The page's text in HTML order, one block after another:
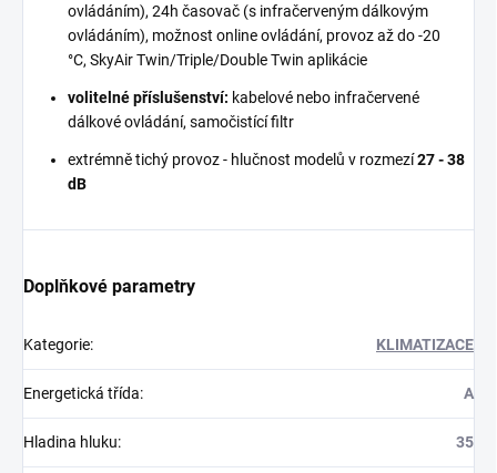
ovládáním), 24h časovač (s infračerveným dálkovým
ovládáním), možnost online ovládání, provoz až do -20
°C, SkyAir Twin/Triple/Double Twin aplikácie
volitelné příslušenství: kabelové nebo infračervené
dálkové ovládání, samočistící filtr
extrémně tichý provoz - hlučnost modelů v rozmezí27 - 38
dB
Doplňkové parametry
Kategorie: KLIMATIZACE
Energetická třída: A
Hladina hluku: 35